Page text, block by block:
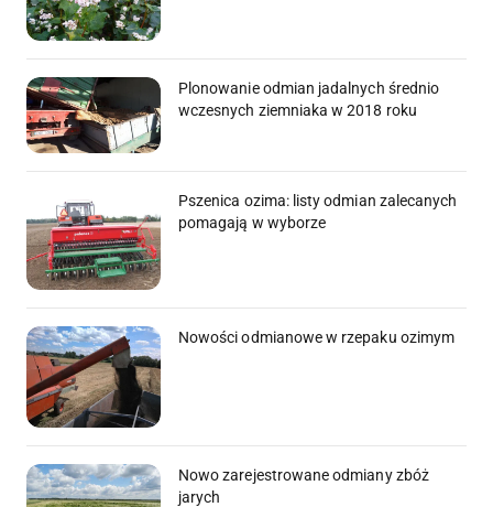
Plonowanie odmian jadalnych średnio
wczesnych ziemniaka w 2018 roku
Pszenica ozima: listy odmian zalecanych
pomagają w wyborze
Nowości odmianowe w rzepaku ozimym
Nowo zarejestrowane odmiany zbóż
jarych